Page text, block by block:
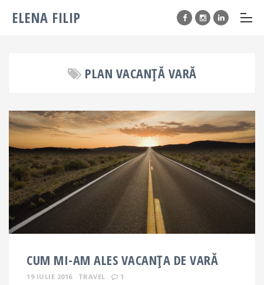
ELENA FILIP
PLAN VACANȚĂ VARĂ
CUM MI-AM ALES VACANȚA DE VARĂ
19 IULIE 2016 TRAVEL 1